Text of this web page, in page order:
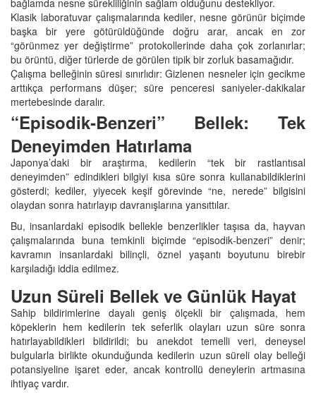
Klasik laboratuvar çalışmalarında kediler, nesne görünür biçimde
başka bir yere götürüldüğünde doğru arar, ancak en zor
“görünmez yer değiştirme” protokollerinde daha çok zorlanırlar;
bu örüntü, diğer türlerde de görülen tipik bir zorluk basamağıdır.
Çalışma belleğinin süresi sınırlıdır: Gizlenen nesneler için gecikme
arttıkça performans düşer; süre penceresi saniyeler‑dakikalar
mertebesinde daralır.
“Episodik‑Benzeri” Bellek: Tek
Deneyimden Hatırlama
Japonya’daki bir araştırma, kedilerin “tek bir rastlantısal
deneyimden” edindikleri bilgiyi kısa süre sonra kullanabildiklerini
gösterdi; kediler, yiyecek keşif görevinde “ne, nerede” bilgisini
olaydan sonra hatırlayıp davranışlarına yansıttılar.
Bu, insanlardaki episodik bellekle benzerlikler taşısa da, hayvan
çalışmalarında buna temkinli biçimde “episodik‑benzeri” denir;
kavramın insanlardaki bilinçli, öznel yaşantı boyutunu birebir
karşıladığı iddia edilmez.
Uzun Süreli Bellek ve Günlük Hayat
Sahip bildirimlerine dayalı geniş ölçekli bir çalışmada, hem
köpeklerin hem kedilerin tek seferlik olayları uzun süre sonra
hatırlayabildikleri bildirildi; bu anekdot temelli veri, deneysel
bulgularla birlikte okunduğunda kedilerin uzun süreli olay belleği
potansiyeline işaret eder, ancak kontrollü deneylerin artmasına
ihtiyaç vardır.